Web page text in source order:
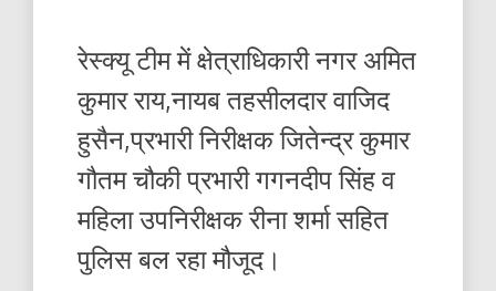
रेस्क्यू टीम में क्षेत्राधिकारी नगर अमित
कुमार राय,नायब तहसीलदार वाजिद
हुसैन,प्रभारी निरीक्षक जितेन्द्र कुमार
गौतम चौकी प्रभारी गगनदीप सिंह व
महिला उपनिरीक्षक रीना शर्मा सहित
पुलिस बल रहा मौजूद।